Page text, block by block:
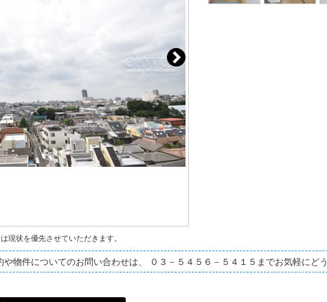
現状を優先させていただきます。
や物件についてのお問い合わせは、 ０３－５４５６－５４１５までお気軽にど